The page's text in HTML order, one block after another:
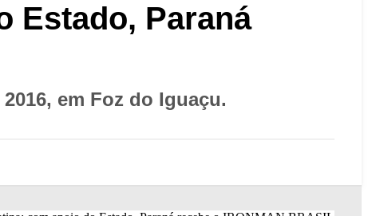
Estado, Paraná
em Foz do Iguaçu.